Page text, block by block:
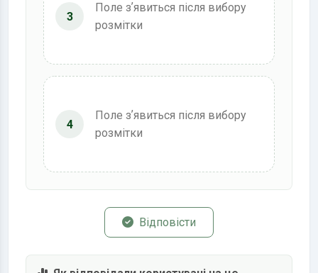
3
Поле зʼявиться після вибору
розмітки
4
Поле зʼявиться після вибору
розмітки
Відповісти